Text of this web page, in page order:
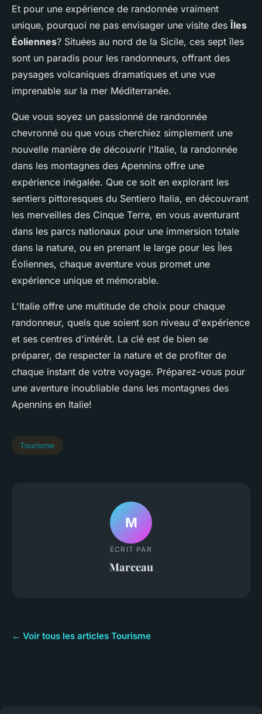
Et pour une expérience de randonnée vraiment
unique, pourquoi ne pas envisager une visite des Îles
Éoliennes? Situées au nord de la Sicile, ces sept îles
sont un paradis pour les randonneurs, offrant des
paysages volcaniques dramatiques et une vue
imprenable sur la mer Méditerranée.
Que vous soyez un passionné de randonnée
chevronné ou que vous cherchiez simplement une
nouvelle manière de découvrir l'Italie, la randonnée
dans les montagnes des Apennins offre une
expérience inégalée. Que ce soit en explorant les
sentiers pittoresques du Sentiero Italia, en découvrant
les merveilles des Cinque Terre, en vous aventurant
dans les parcs nationaux pour une immersion totale
dans la nature, ou en prenant le large pour les Îles
Éoliennes, chaque aventure vous promet une
expérience unique et mémorable.
L'Italie offre une multitude de choix pour chaque
randonneur, quels que soient son niveau d'expérience
et ses centres d'intérêt. La clé est de bien se
préparer, de respecter la nature et de profiter de
chaque instant de votre voyage. Préparez-vous pour
une aventure inoubliable dans les montagnes des
Apennins en Italie!
Tourisme
M
ECRIT PAR
Marceau
← Voir tous les articles Tourisme